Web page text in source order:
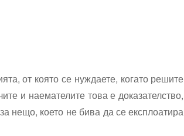
от която се нуждаете, когато решите
и наемателите това е доказателство,
нещо, което не бива да се експлоатира